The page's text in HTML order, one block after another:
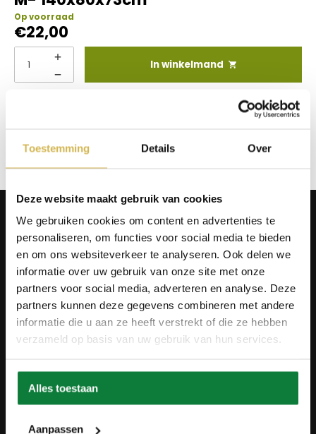
Toestemming Details Over
Deze website maakt gebruik van cookies
We gebruiken cookies om content en advertenties te
personaliseren, om functies voor social media te bieden
en om ons websiteverkeer te analyseren. Ook delen we
informatie over uw gebruik van onze site met onze
partners voor social media, adverteren en analyse. Deze
partners kunnen deze gegevens combineren met andere
informatie die u aan ze heeft verstrekt of die ze hebben
verzameld op basis van uw gebruik van hun services.
Alles toestaan
Aanpassen
Op voorraad
€22,00
In winkelmand
Info aanvragen / wensen doorgeven
Op verlanglijstje
Producten
Tafels
Wanddecoratie
Tv-meubels
Accessoires
Onderstellen
Olie en onderhoud
Over ons
Wie zijn wij?
Ons materiaal
Duurzaamheid
Betaalmethodes
Overeenkomst herroepen